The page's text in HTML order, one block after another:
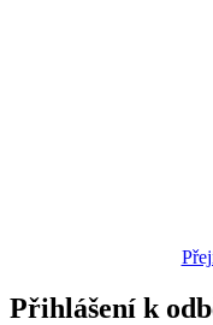
Přihlášení k